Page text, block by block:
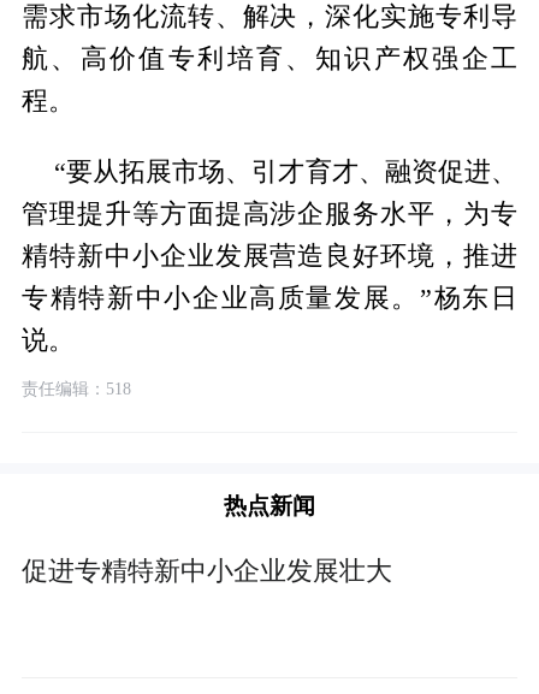
需求市场化流转、解决，深化实施专利导
航、高价值专利培育、知识产权强企工
程。
“要从拓展市场、引才育才、融资促进、
管理提升等方面提高涉企服务水平，为专
精特新中小企业发展营造良好环境，推进
专精特新中小企业高质量发展。”杨东日
说。
责任编辑：518
热点新闻
促进专精特新中小企业发展壮大